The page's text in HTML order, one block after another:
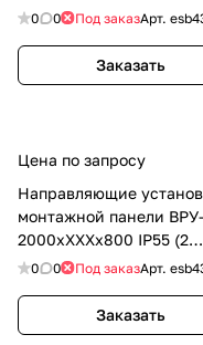
шт.компл) ESB
0 0 Под заказАрт.
Заказать
Цена по запросу
Направляющие
монтажной панели
2000хХХХх800 IP55 (2
шт.компл) ESB
0 0 Под заказАрт.
Заказать